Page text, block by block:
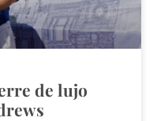
de lujo